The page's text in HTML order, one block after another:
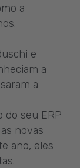
a
e
a
a
do seu ERP
novas
ano, eles